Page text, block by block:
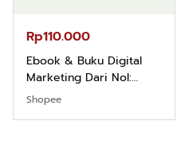
Rp110.000
Ebook & Buku Digital
Marketing Dari Nol:
Fondasi & Mindset untuk
Pemula
Shopee